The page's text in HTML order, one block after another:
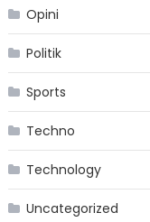
Opini
Politik
Sports
Techno
Technology
Uncategorized